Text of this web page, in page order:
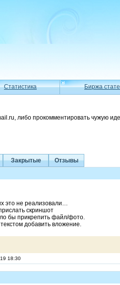
Статистика Биржа
либо прокомментировать чужую
Закрытые
Отзывы
это не реализовали…
скриншот
бы прикрепить файл/фото.
добавить вложение.
18:30